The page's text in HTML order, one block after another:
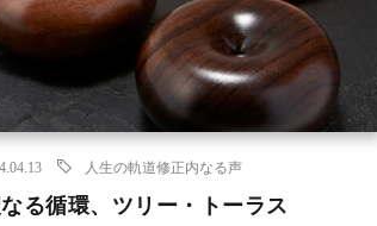
人生の軌道修正内なる声
る循環、ツリー・トーラス